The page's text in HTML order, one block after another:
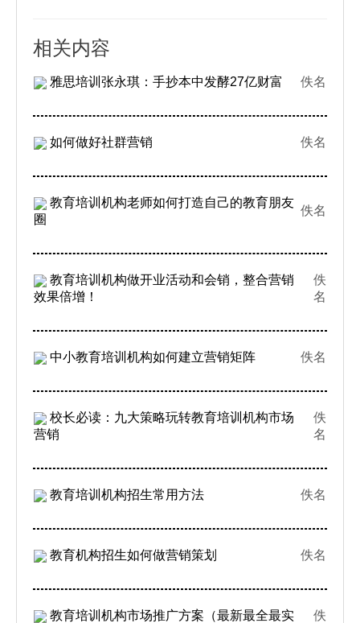
相关内容
雅思培训张永琪：手抄本中发酵27亿财富 佚名
如何做好社群营销 佚名
教育培训机构老师如何打造自己的教育朋友
圈
佚名
教育培训机构做开业活动和会销，整合营销
效果倍增！
佚
名
中小教育培训机构如何建立营销矩阵 佚名
校长必读：九大策略玩转教育培训机构市场
营销
佚
名
教育培训机构招生常用方法 佚名
教育机构招生如何做营销策划 佚名
教育培训机构市场推广方案（最新最全最实
佚